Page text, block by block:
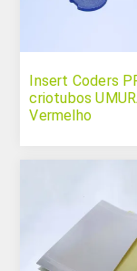
Insert Coders
criotubos
Vermelho